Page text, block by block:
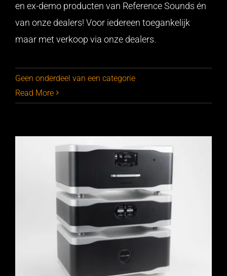
en ex-demo producten van Reference Sounds én
van onze dealers! Voor iedereen toegankelijk
maar met verkoop via onze dealers.
Geen onderdeel van een categorie
Read More